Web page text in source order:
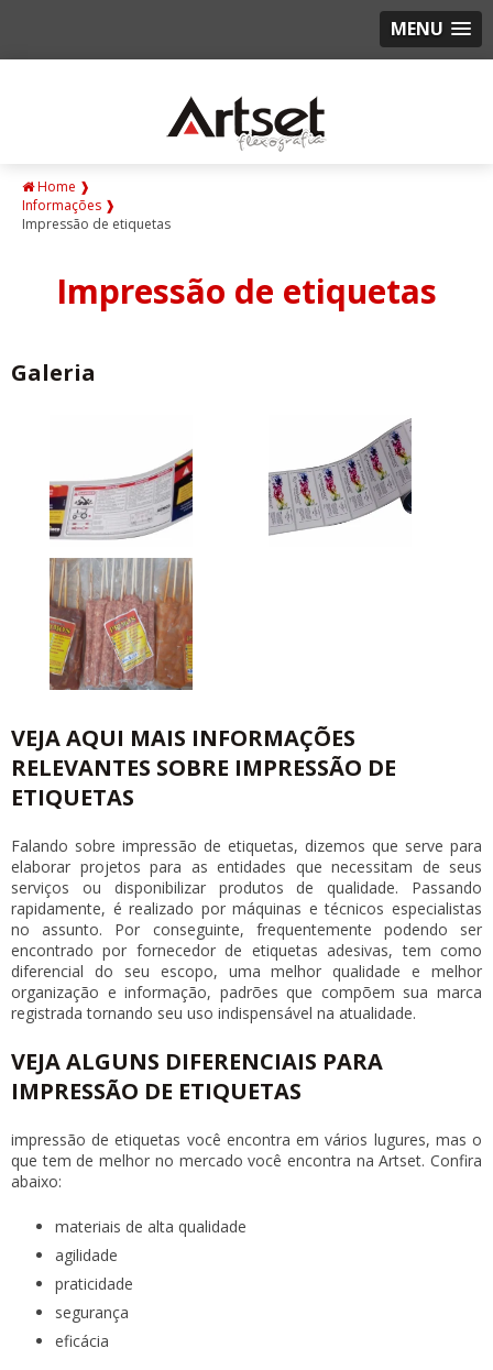
MENU
Home ❱
Informações ❱
Impressão de etiquetas
Impressão de etiquetas
Galeria
VEJA AQUI MAIS INFORMAÇÕES
RELEVANTES SOBRE IMPRESSÃO DE
ETIQUETAS
Falando sobre impressão de etiquetas, dizemos que serve para
elaborar projetos para as entidades que necessitam de seus
serviços ou disponibilizar produtos de qualidade. Passando
rapidamente, é realizado por máquinas e técnicos especialistas
no assunto. Por conseguinte, frequentemente podendo ser
encontrado por fornecedor de etiquetas adesivas, tem como
diferencial do seu escopo, uma melhor qualidade e melhor
organização e informação, padrões que compõem sua marca
registrada tornando seu uso indispensável na atualidade.
VEJA ALGUNS DIFERENCIAIS PARA
IMPRESSÃO DE ETIQUETAS
impressão de etiquetas você encontra em vários lugures, mas o
que tem de melhor no mercado você encontra na Artset. Confira
abaixo:
materiais de alta qualidade
agilidade
praticidade
segurança
eficácia